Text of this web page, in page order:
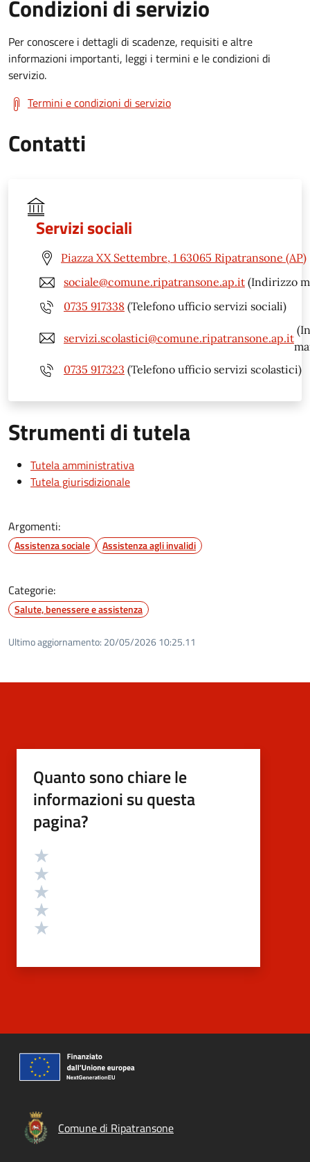
Condizioni di servizio
Per conoscere i dettagli di scadenze, requisiti e altre
informazioni importanti, leggi i termini e le condizioni di
servizio.
Termini e condizioni di servizio
Contatti
Servizi sociali
Piazza XX Settembre, 1 63065 Ripatransone (AP)
sociale@comune.ripatransone.ap.it (Indirizzo
0735 917338 (Telefono ufficio servizi sociali)
servizi.scolastici@comune.ripatransone.ap.it
0735 917323 (Telefono ufficio servizi scolastici)
Strumenti di tutela
Tutela amministrativa
Tutela giurisdizionale
Argomenti:
Assistenza sociale Assistenza agli invalidi
Categorie:
Salute, benessere e assistenza
Ultimo aggiornamento: 20/05/2026 10:25.11
Quanto sono chiare le
informazioni su questa
pagina?
Valutazione
Comune di Ripatransone